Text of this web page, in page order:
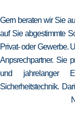
Gern beraten wir Sie
auf Sie abgestimmte
Privat- oder Gewerbe.
Anpsrechpartner. Sie
und jahrelanger
Sicherheitstechnik.